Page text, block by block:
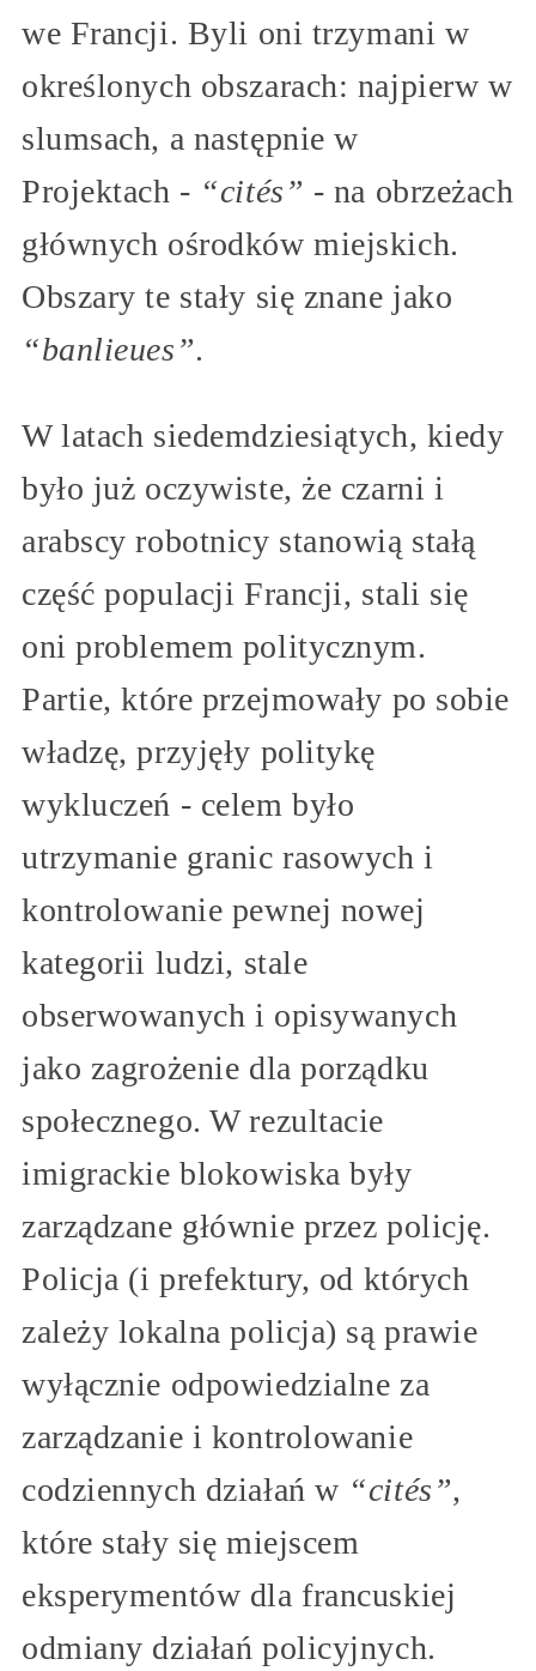
we Francji. Byli oni trzymani w
określonych obszarach: najpierw w
slumsach, a następnie w
Projektach - “cités” - na obrzeżach
głównych ośrodków miejskich.
Obszary te stały się znane jako
“banlieues”.
W latach siedemdziesiątych, kiedy
było już oczywiste, że czarni i
arabscy robotnicy stanowią stałą
część populacji Francji, stali się
oni problemem politycznym.
Partie, które przejmowały po sobie
władzę, przyjęły politykę
wykluczeń - celem było
utrzymanie granic rasowych i
kontrolowanie pewnej nowej
kategorii ludzi, stale
obserwowanych i opisywanych
jako zagrożenie dla porządku
społecznego. W rezultacie
imigrackie blokowiska były
zarządzane głównie przez policję.
Policja (i prefektury, od których
zależy lokalna policja) są prawie
wyłącznie odpowiedzialne za
zarządzanie i kontrolowanie
codziennych działań w “cités”,
które stały się miejscem
eksperymentów dla francuskiej
odmiany działań policyjnych.